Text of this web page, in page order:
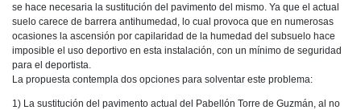
se hace necesaria la sustitución del pavimento del mismo. Ya que el actual
suelo carece de barrera antihumedad, lo cual provoca que en numerosas
ocasiones la ascensión por capilaridad de la humedad del subsuelo hace
imposible el uso deportivo en esta instalación, con un mínimo de seguridad
para el deportista.
La propuesta contempla dos opciones para solventar este problema:
1) La sustitución del pavimento actual del Pabellón Torre de Guzmán, al no